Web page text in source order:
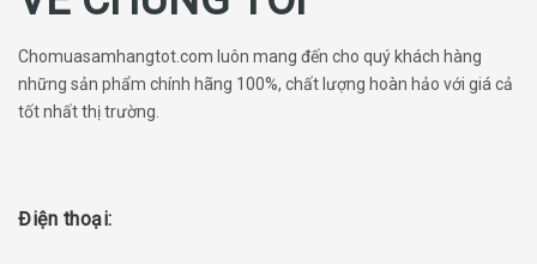
Chomuasamhangtot.com luôn mang đến cho quý khách hàng
những sản phẩm chính hãng 100%, chất lượng hoàn hảo với giá cả
tốt nhất thị trường.
Điện thoại: